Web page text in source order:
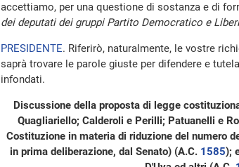
accettiamo, per una questione di sostanza e di
dei deputati dei gruppi Partito Democratico e
PRESIDENTE. Riferirò, naturalmente, le vostre
saprà trovare le parole giuste per difendere e
infondati.
Discussione della proposta di legge
Quagliariello; Calderoli e Perilli; Patuanelli e
Costituzione in materia di riduzione del numero
in prima deliberazione, dal Senato) (A.C. 1585);